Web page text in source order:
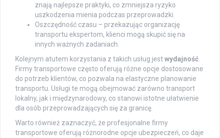
znają najlepsze praktyki, co zmniejsza ryzyko
uszkodzenia mienia podczas przeprowadzki.
Oszczędność czasu – przekazując organizację
transportu ekspertom, klienci mogą skupić się na
innych ważnych zadaniach.
Kolejnym atutem korzystania z takich usług jestwydajność
Firmy transportowe często oferują różne opcje dostosowane
do potrzeb klientów, co pozwala na elastyczne planowanie
transportu. Usługi te mogą obejmować zarówno transport
lokalny, jak i międzynarodowy, co stanowi istotne ułatwienie
dla osób przeprowadzających się za granicę.
Warto również zaznaczyć, że profesjonalne firmy
transportowe oferują różnorodne opcje ubezpieczeń, co daje